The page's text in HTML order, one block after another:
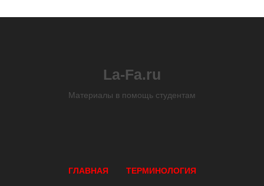
La-Fa.ru
Материалы в помощь студентам
ГЛАВНАЯ ТЕРМИНОЛОГИЯ